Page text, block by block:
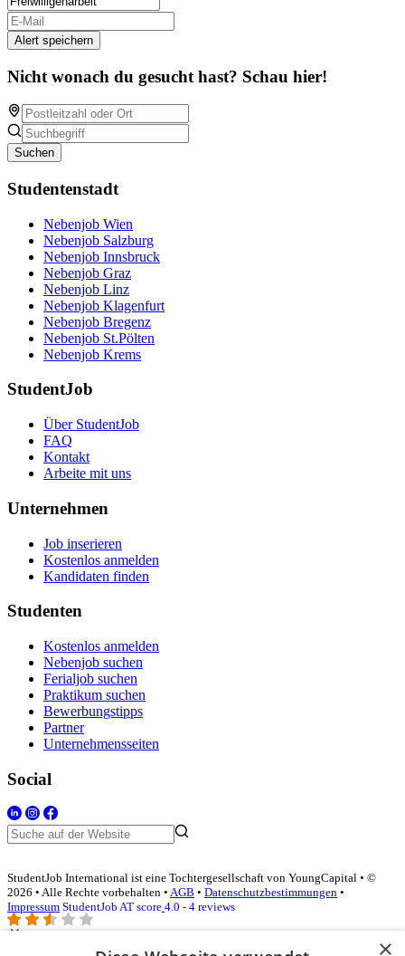
Alert speichern
Nicht wonach du gesucht hast? Schau hier!
Suchen
Studentenstadt
Nebenjob Wien
Nebenjob Salzburg
Nebenjob Innsbruck
Nebenjob Graz
Nebenjob Linz
Nebenjob Klagenfurt
Nebenjob Bregenz
Nebenjob St.Pölten
Nebenjob Krems
StudentJob
Über StudentJob
FAQ
Kontakt
Arbeite mit uns
Unternehmen
Job inserieren
Kostenlos anmelden
Kandidaten finden
Studenten
Kostenlos anmelden
Nebenjob suchen
Ferialjob suchen
Praktikum suchen
Bewerbungstipps
Partner
Unternehmensseiten
Social
StudentJob International ist eine Tochtergesellschaft von YoungCapital • ©
2026 • Alle Rechte vorbehalten • AGB • Datenschutzbestimmungen •
Impressum StudentJob AT score 4.0 - 4 reviews
×